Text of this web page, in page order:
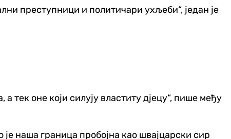
преступници и политичари ухљеби“, један је
тек оне који силују властиту дјецу“, пише међу
је наша граница пробојна као швајцарски сир